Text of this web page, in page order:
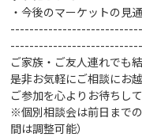
・今後のマーケットの見
ご家族・ご友人連れでも結
是非お気軽にご相談にお
ご参加を心よりお待ちし
※個別相談会は前日まで
間は調整可能）